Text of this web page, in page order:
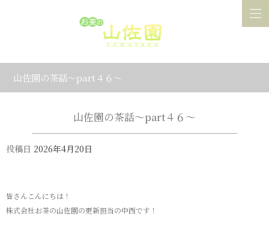
山佐園の茶話～part４６～
山佐園の茶話～part４６～
投稿日 2026年4月20日
皆さんこんにちは！
株式会社お茶の山佐園の更新担当の中西です！